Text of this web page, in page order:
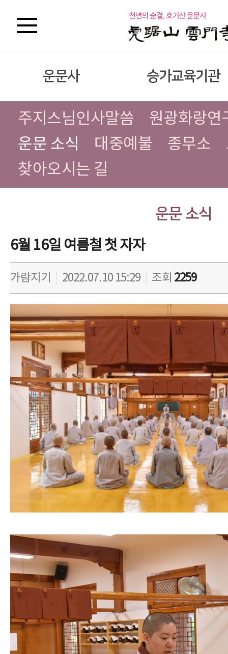
운문사 승가교육기관
주지스님인사말씀
원광화랑연
운문 소식
대중예불 종무소
찾아오시는 길
운문 소식
6월 16일 여름철 첫 자자
가람지기 2022.07.10 15:29 조회 2259